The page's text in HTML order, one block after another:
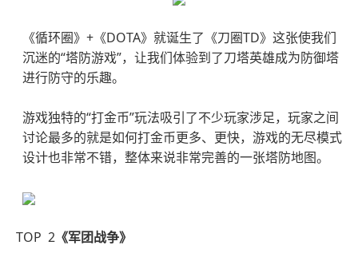
《循环圈》+《DOTA》就诞生了《刀圈TD》这张使我们
沉迷的“塔防游戏”，让我们体验到了刀塔英雄成为防御塔
进行防守的乐趣。
游戏独特的“打金币”玩法吸引了不少玩家涉足，玩家之间
讨论最多的就是如何打金币更多、更快，游戏的无尽模式
设计也非常不错，整体来说非常完善的一张塔防地图。
TOP 2 《军团战争》